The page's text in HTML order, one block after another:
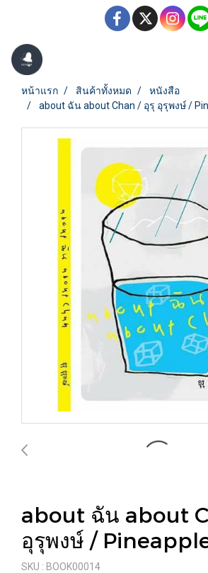
หน้าแรก สินค้าทั้งหมด
หนังสือ
about ฉัน about Chan / อุรุ อุรุพงษ์ /
about ฉัน about
อุรุพงษ์ /
SKU : BOOK00014